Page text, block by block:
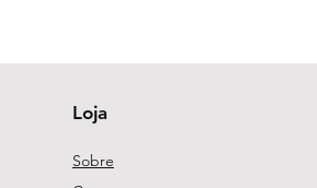
Loja
Sobre